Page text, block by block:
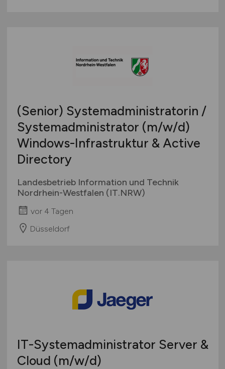
(Senior) Systemadministratorin /
Systemadministrator (m/w/d)
Windows-Infrastruktur & Active
Directory
Landesbetrieb Information und Technik
Nordrhein-Westfalen (IT.NRW)
vor 4 Tagen
Düsseldorf
IT-Systemadministrator Server &
Cloud (m/w/d)